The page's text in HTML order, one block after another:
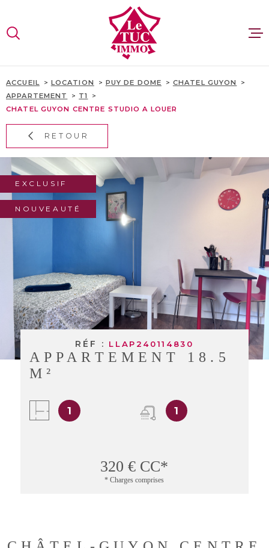
menu
contenu
VENTES
SITE
BIENS
ACCUEIL LOCATION PUY DE DOME
CHATEL GUYON
APPARTEMENT
T1
CHATEL GUYON CENTRE STUDIO A LOUER
RETOUR
EXCLUSIF
NOUVEAUTÉ
RÉF : LLAP240114830
APPARTEMENT 18.5
M²
1 1
320 € CC*
* Charges comprises
VOTRE
RECHERCHE
LOCATION
PAYS
PAYS
VILLE
BUDGET
RECHERCHER